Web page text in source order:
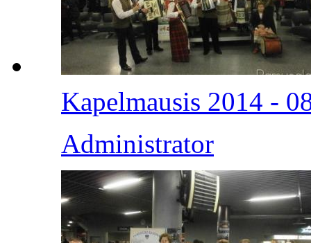
Kapelmausis 2014 -
Administrator